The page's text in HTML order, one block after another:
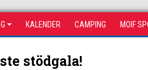
KALENDER CAMPING MOIF
stödgala!